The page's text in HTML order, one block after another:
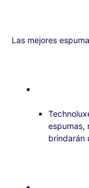
Las mejores
espumas,
brindarán